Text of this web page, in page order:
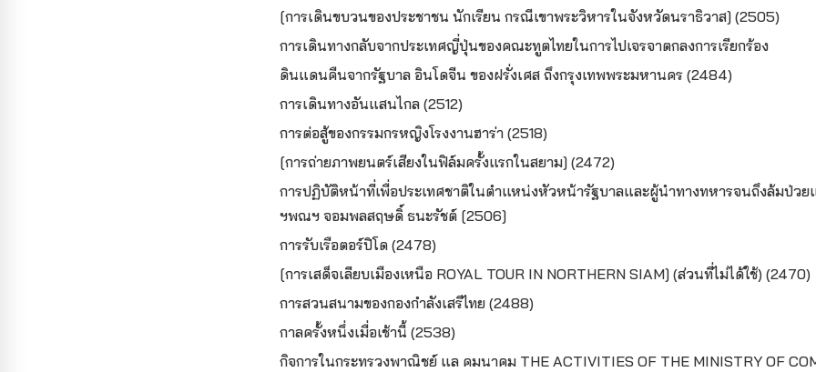
[การเดินขบวนของประชาชน นักเรียน กรณีเขาพระวิหารในจังหวัดนราธิวาส] (2505)
การเดินทางกลับจากประเทศญี่ปุ่นของคณะทูตไทยในการไปเจรจาตกลงการเรียกร้อง
ดินแดนคืนจากรัฐบาล อินโดจีน ของฝรั่งเศส ถึงกรุงเทพพระมหานคร (2484)
การเดินทางอันแสนไกล (2512)
การต่อสู้ของกรรมกรหญิงโรงงานฮาร่า (2518)
[การถ่ายภาพยนตร์เสียงในฟิล์มครั้งแรกในสยาม] (2472)
การปฏิบัติหน้าที่เพื่อประเทศชาติในตำแหน่งหัวหน้ารัฐบาลและผู้นำทางทหารจนถึงล้มป่วย
ฯพณฯ จอมพลสฤษดิ์ ธนะรัชต์ [2506]
การรับเรือตอร์ปิโด (2478)
[การเสด็จเลียบเมืองเหนือ ROYAL TOUR IN NORTHERN SIAM] (ส่วนที่ไม่ได้ใช้) (2470)
การสวนสนามของกองกำลังเสรีไทย (2488)
กาลครั้งหนึ่งเมื่อเช้านี้ (2538)
กิจการในกระทรวงพาณิชย์ แล คมนาคม THE ACTIVITIES OF THE MINISTRY OF